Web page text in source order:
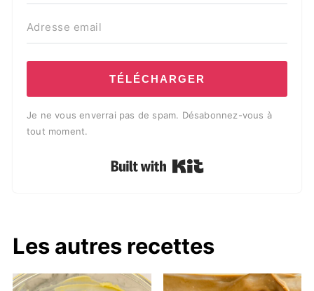
TÉLÉCHARGER
Je ne vous enverrai pas de spam. Désabonnez-vous à
tout moment.
Built with Kit
Les autres recettes